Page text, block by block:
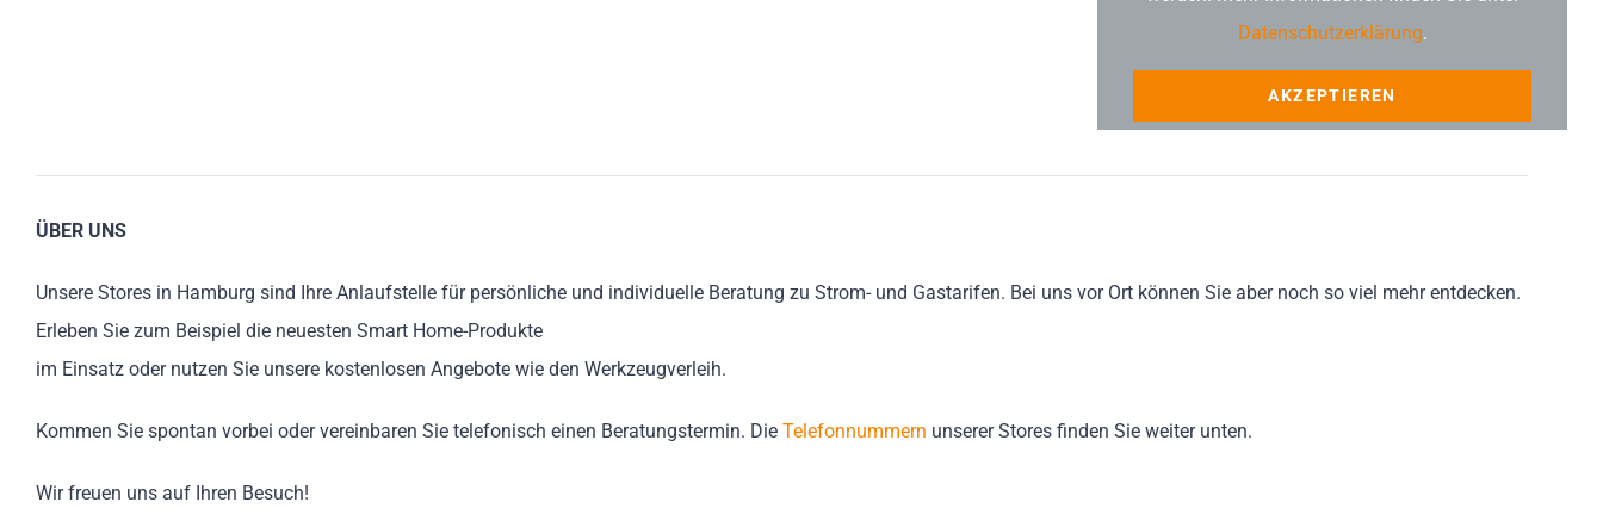
Datenschutzerklärung.
AKZEPTIEREN
ÜBER UNS
Unsere Stores in Hamburg sind Ihre Anlaufstelle für persönliche und individuelle Beratung zu Strom- und Gastarifen. Bei uns vor Ort können Sie aber noch so viel mehr entdecken.
Erleben Sie zum Beispiel die neuesten Smart Home-Produkte
im Einsatz oder nutzen Sie unsere kostenlosen Angebote wie den Werkzeugverleih.
Kommen Sie spontan vorbei oder vereinbaren Sie telefonisch einen Beratungstermin. Die Telefonnummern unserer Stores finden Sie weiter unten.
Wir freuen uns auf Ihren Besuch!